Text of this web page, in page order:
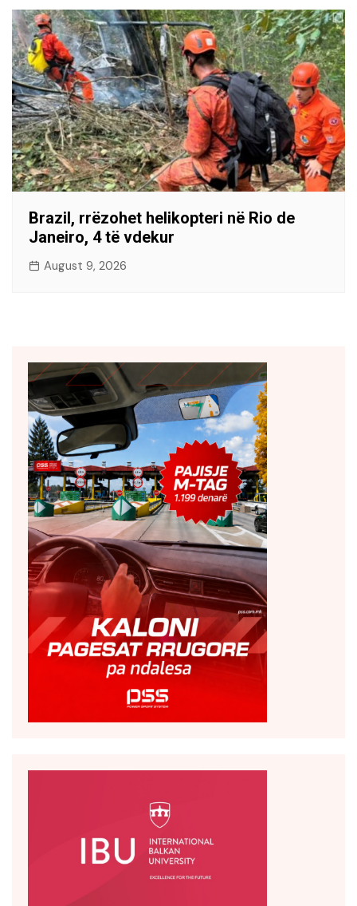
Brazil, rrëzohet helikopteri në Rio de
Janeiro, 4 të vdekur
August 9, 2026